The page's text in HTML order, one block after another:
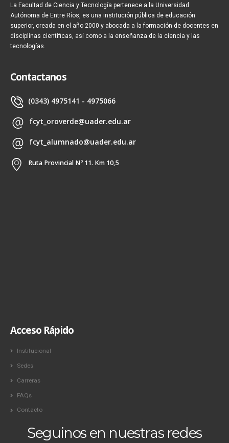
La Facultad de Ciencia y Tecnología pertenece a la Universidad
Autónoma de Entre Ríos, es una institución pública de educación
superior, creada en el año 2000 y abocada a la formación de docentes en
disciplinas científicas, así como a la enseñanza de la ciencia y las
tecnologías.
Contactanos
(0343) 4975141 - 4975066
fcyt_oroverde@uader.edu.ar
fcyt_alumnado@uader.edu.ar
Ruta Provincial Nº 11. Km 10,5
Acceso Rápido
Institucional
Sedes
Carreras
FAQs
Contacto
Seguinos en nuestras redes